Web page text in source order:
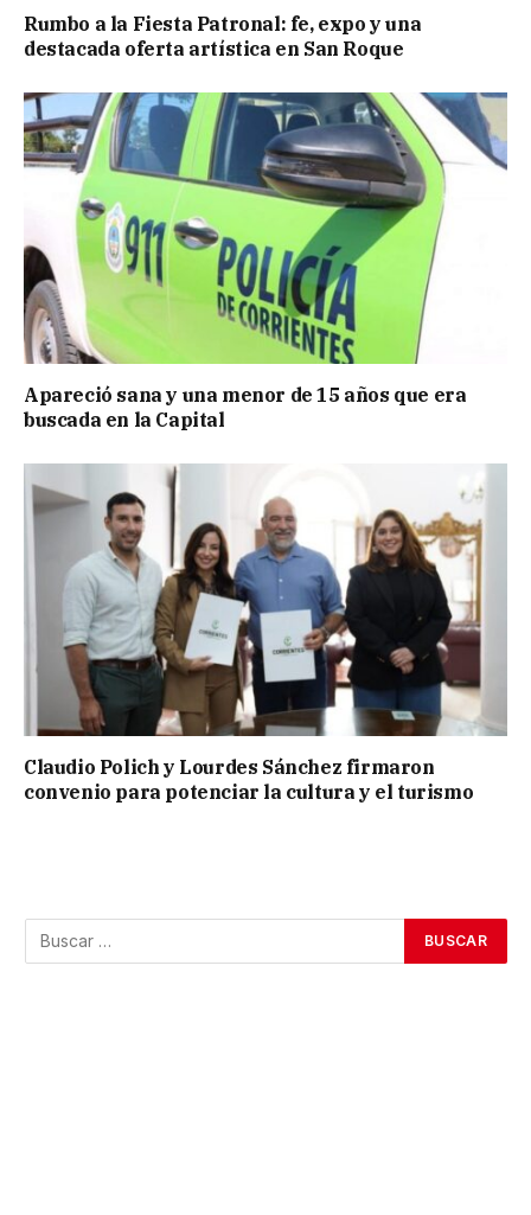
Rumbo a la Fiesta Patronal: fe, expo y una
destacada oferta artística en San Roque
Apareció sana y una menor de 15 años que era
buscada en la Capital
Claudio Polich y Lourdes Sánchez firmaron
convenio para potenciar la cultura y el turismo